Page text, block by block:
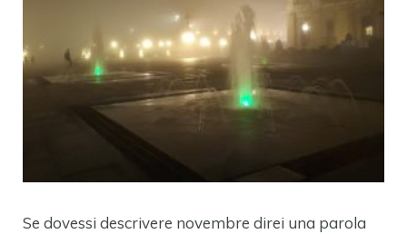
Se dovessi descrivere novembre direi una parola